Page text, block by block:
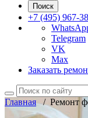
Поиск
+7 (495) 967-
Telegram
VK
Max
Заказать
Главная/ Ремонт